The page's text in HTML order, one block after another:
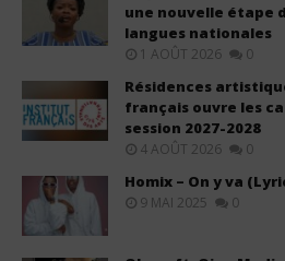
une nouvelle étape
langues nationales
1 AOÛT 2026 0
Résidences
français ouvre les
session 2027-2028
4 AOÛT 2026 0
Homix – On y va
9 MAI 2025 0